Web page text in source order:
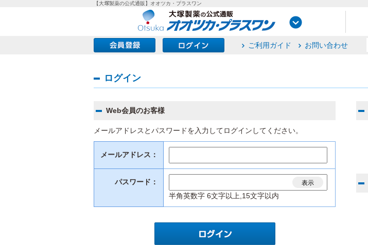
【大塚製薬の公式通販】オオツカ・プラスワン
ご利用ガイド お問い合わせ
ログイン
Web会員のお客様
メールアドレスとパスワードを入力してログインしてください。
メールアドレス：
パスワード： 表示
半角英数字 6文字以上,15文字以内